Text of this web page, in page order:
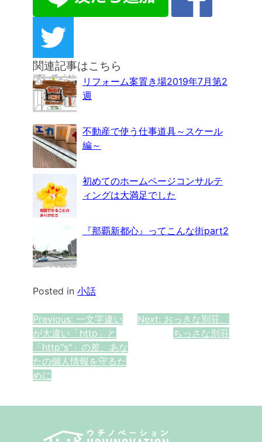
関連記事はこちら
リフォーム案置き場2019年7月第2
週
不動産で使う仕事道具～スケール
編～
初めてのホームページコンサルテ
ィングは大満足でした
『那覇新都心』ってこんな街part2
Posted in 小話
投
稿
ナ
ビ
ゲ
Previous: 一文字違い
が大違い「http」と
「http"s"」の差、あな
たの個人情報を守るた
めに
Next: おっきな別荘、
ちっさな別荘